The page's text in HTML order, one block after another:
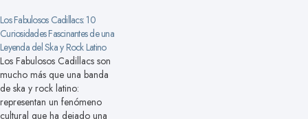
Los Fabulosos Cadillacs: 10
Curiosidades Fascinantes de una
Leyenda del Ska y Rock Latino
Los Fabulosos Cadillacs son
mucho más que una banda
de ska y rock latino:
representan un fenómeno
cultural que ha dejado una